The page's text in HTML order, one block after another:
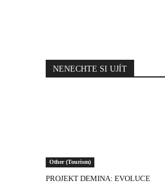
NENECHTE SI UJÍT
Other (Tourism)
PROJEKT DEMINA: EVOLUCE